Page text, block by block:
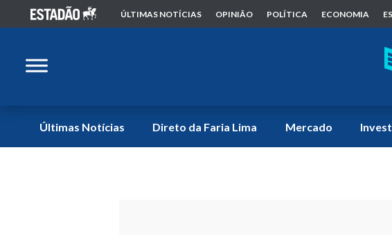
ÚLTIMAS NOTÍCIAS OPINIÃO POLÍTICA ECONOMIA
Últimas Notícias Direto da Faria Lima Mercado